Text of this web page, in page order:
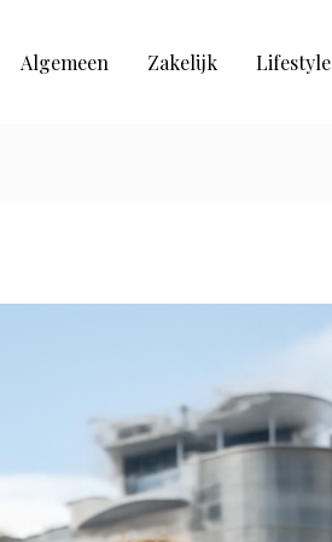
Algemeen Zakelijk Lifestyle